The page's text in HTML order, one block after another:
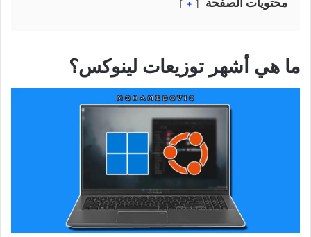
+
ما هي أشهر توزيعات لينوكس؟